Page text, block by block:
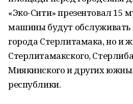
«Эко-Сити» презентовал 15
машины будут обслуживать
города Стерлитамака, но и
Стерлитамакского,
Миякинского и других
республики.